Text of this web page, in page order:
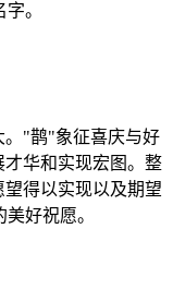
。
。"鹊"象征喜庆与好
华和实现宏图。整
得以实现以及期望
好祝愿。